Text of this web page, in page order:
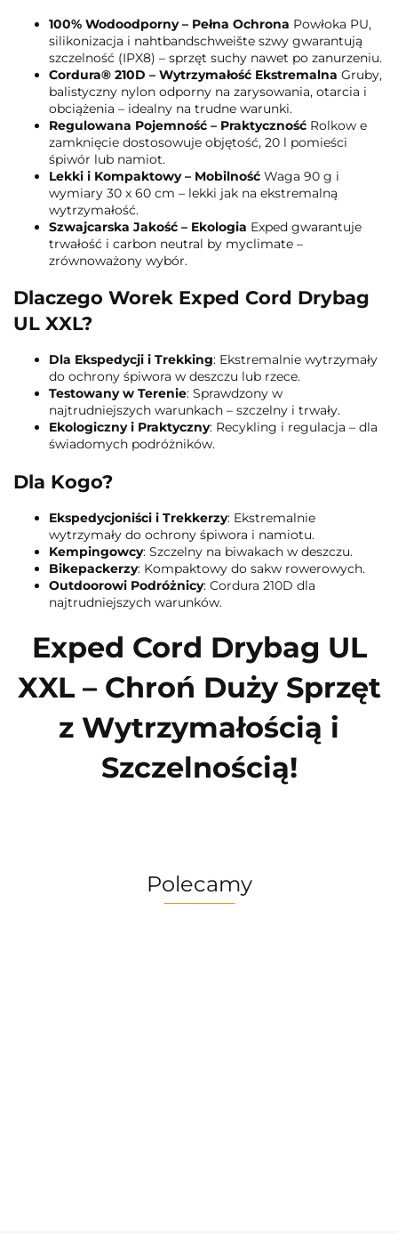
100% Wodoodporny – Pełna Ochrona Powłoka PU,
silikonizacja i nahtbandschweište szwy gwarantują
szczelność (IPX8) – sprzęt suchy nawet po zanurzeniu.
Cordura® 210D – Wytrzymałość Ekstremalna Gruby,
balistyczny nylon odporny na zarysowania, otarcia i
obciążenia – idealny na trudne warunki.
Regulowana Pojemność – Praktyczność Rolkow e
zamknięcie dostosowuje objętość, 20 l pomieści
śpiwór lub namiot.
Lekki i Kompaktowy – Mobilność Waga 90 g i
wymiary 30 x 60 cm – lekki jak na ekstremalną
wytrzymałość.
Szwajcarska Jakość – Ekologia Exped gwarantuje
trwałość i carbon neutral by myclimate –
zrównoważony wybór.
Dlaczego Worek Exped Cord Drybag
UL XXL?
Dla Ekspedycji i Trekking: Ekstremalnie wytrzymały
do ochrony śpiwora w deszczu lub rzece.
Testowany w Terenie: Sprawdzony w
najtrudniejszych warunkach – szczelny i trwały.
Ekologiczny i Praktyczny: Recykling i regulacja – dla
świadomych podróżników.
Dla Kogo?
Ekspedycjoniści i Trekkerzy: Ekstremalnie
wytrzymały do ochrony śpiwora i namiotu.
Kempingowcy: Szczelny na biwakach w deszczu.
Bikepackerzy: Kompaktowy do sakw rowerowych.
Outdoorowi Podróżnicy: Cordura 210D dla
najtrudniejszych warunków.
Exped Cord Drybag UL
XXL – Chroń Duży Sprzęt
z Wytrzymałością i
Szczelnością!
Polecamy